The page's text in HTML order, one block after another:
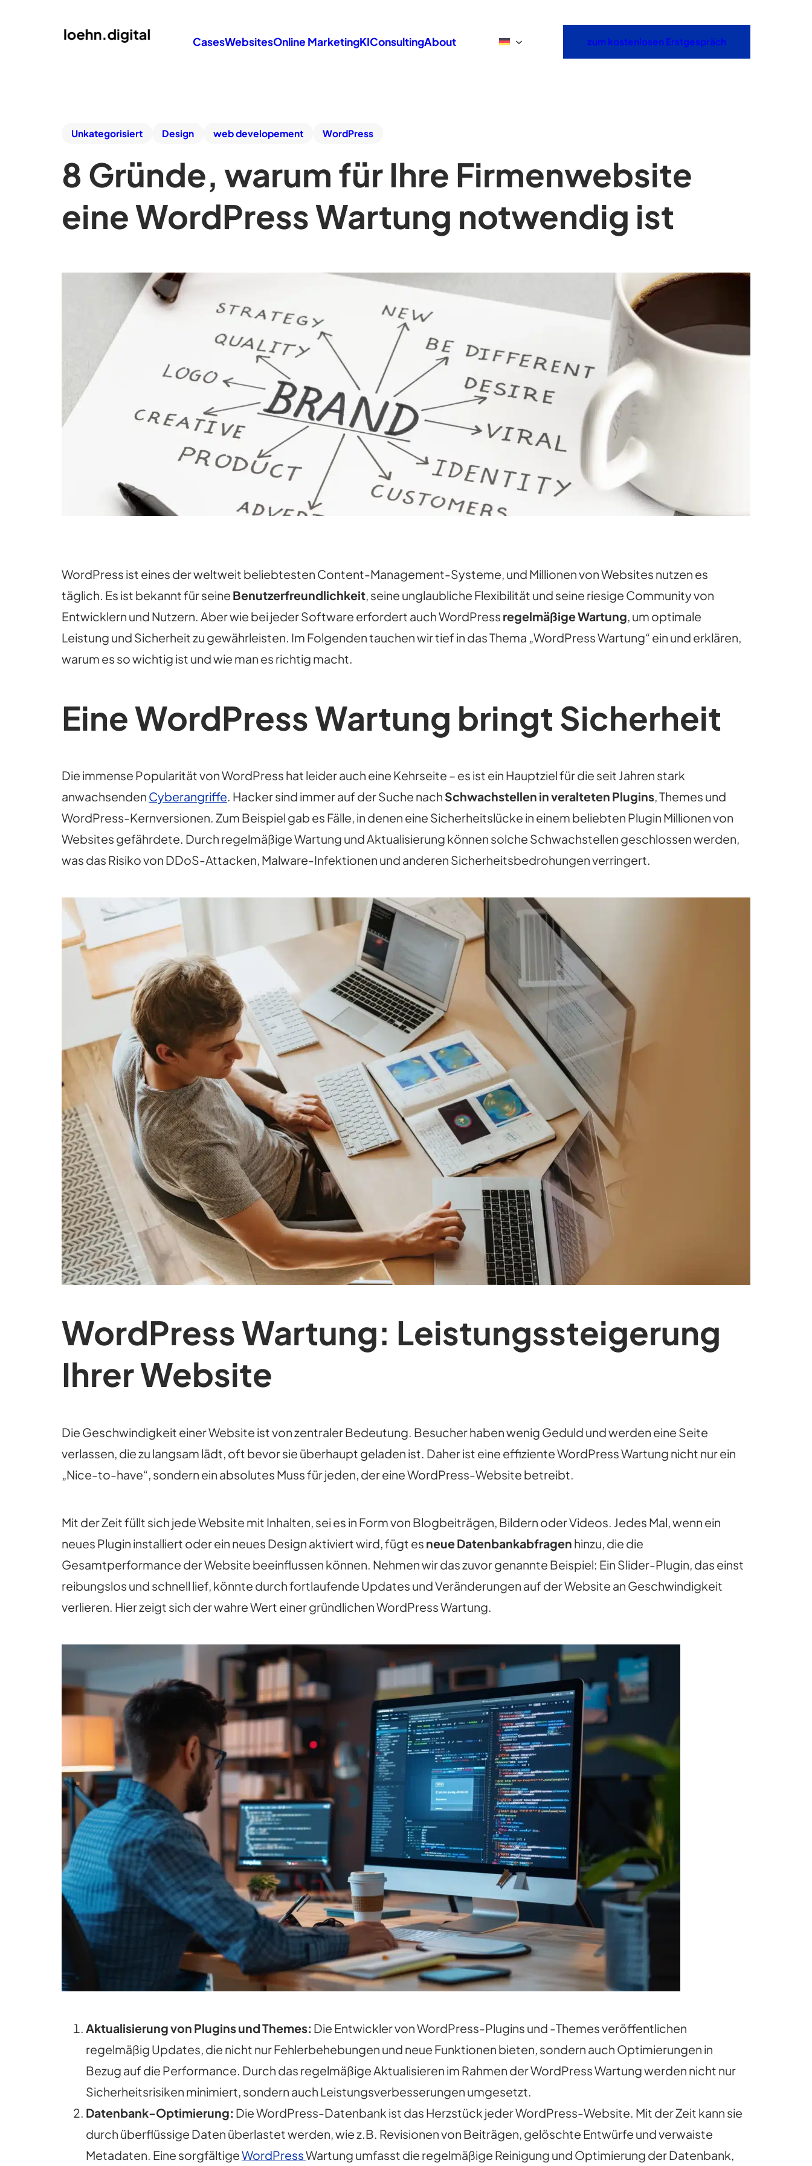
CasesWebsitesOnline MarketingKIConsultingAbout zum kostenlosen Erstgespräch
Unkategorisiert Design web developement WordPress
8 Gründe, warum für Ihre Firmenwebsite
eine WordPress Wartung notwendig ist
WordPress ist eines der weltweit beliebtesten Content-Management-Systeme, und Millionen von Websites nutzen es
täglich. Es ist bekannt für seine Benutzerfreundlichkeit, seine unglaubliche Flexibilität und seine riesige Community von
Entwicklern und Nutzern. Aber wie bei jeder Software erfordert auch WordPress regelmäßige Wartung, um optimale
Leistung und Sicherheit zu gewährleisten. Im Folgenden tauchen wir tief in das Thema „WordPress Wartung“ ein und erklären,
warum es so wichtig ist und wie man es richtig macht.
Eine WordPress Wartung bringt Sicherheit
Die immense Popularität von WordPress hat leider auch eine Kehrseite – es ist ein Hauptziel für die seit Jahren stark
anwachsenden Cyberangriffe. Hacker sind immer auf der Suche nach Schwachstellen in veralteten Plugins, Themes und
WordPress-Kernversionen. Zum Beispiel gab es Fälle, in denen eine Sicherheitslücke in einem beliebten Plugin Millionen von
Websites gefährdete. Durch regelmäßige Wartung und Aktualisierung können solche Schwachstellen geschlossen werden,
was das Risiko von DDoS-Attacken, Malware-Infektionen und anderen Sicherheitsbedrohungen verringert.
WordPress Wartung: Leistungssteigerung
Ihrer Website
Die Geschwindigkeit einer Website ist von zentraler Bedeutung. Besucher haben wenig Geduld und werden eine Seite
verlassen, die zu langsam lädt, oft bevor sie überhaupt geladen ist. Daher ist eine effiziente WordPress Wartung nicht nur ein
„Nice-to-have“, sondern ein absolutes Muss für jeden, der eine WordPress-Website betreibt.
Mit der Zeit füllt sich jede Website mit Inhalten, sei es in Form von Blogbeiträgen, Bildern oder Videos. Jedes Mal, wenn ein
neues Plugin installiert oder ein neues Design aktiviert wird, fügt es neue Datenbankabfragen hinzu, die die
Gesamtperformance der Website beeinflussen können. Nehmen wir das zuvor genannte Beispiel: Ein Slider-Plugin, das einst
reibungslos und schnell lief, könnte durch fortlaufende Updates und Veränderungen auf der Website an Geschwindigkeit
verlieren. Hier zeigt sich der wahre Wert einer gründlichen WordPress Wartung.
Aktualisierung von Plugins und Themes: Die Entwickler von WordPress-Plugins und -Themes veröffentlichen
regelmäßig Updates, die nicht nur Fehlerbehebungen und neue Funktionen bieten, sondern auch Optimierungen in
Bezug auf die Performance. Durch das regelmäßige Aktualisieren im Rahmen der WordPress Wartung werden nicht nur
Sicherheitsrisiken minimiert, sondern auch Leistungsverbesserungen umgesetzt.
Datenbank-Optimierung: Die WordPress-Datenbank ist das Herzstück jeder WordPress-Website. Mit der Zeit kann sie
durch überflüssige Daten überlastet werden, wie z.B. Revisionen von Beiträgen, gelöschte Entwürfe und verwaiste
Metadaten. Eine sorgfältigeWordPressWartung umfasst die regelmäßige Reinigung und Optimierung der Datenbank,